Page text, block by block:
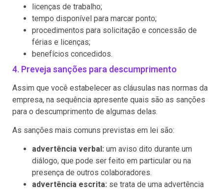
licenças de trabalho;
tempo disponível para marcar ponto;
procedimentos para solicitação e concessão de
férias e licenças;
benefícios concedidos.
4. Preveja sanções para descumprimento
Assim que você estabelecer as cláusulas nas normas da
empresa, na sequência apresente quais são as sanções
para o descumprimento de algumas delas.
As sanções mais comuns previstas em lei são:
advertência verbal: um aviso dito durante um
diálogo, que pode ser feito em particular ou na
presença de outros colaboradores.
advertência escrita: se trata de uma advertência